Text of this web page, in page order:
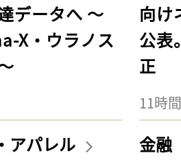
データへ 〜
X・ウラノス
向け
公表
正
11時
アパレル 金融